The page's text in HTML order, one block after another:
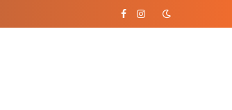
Facebook
Instagram